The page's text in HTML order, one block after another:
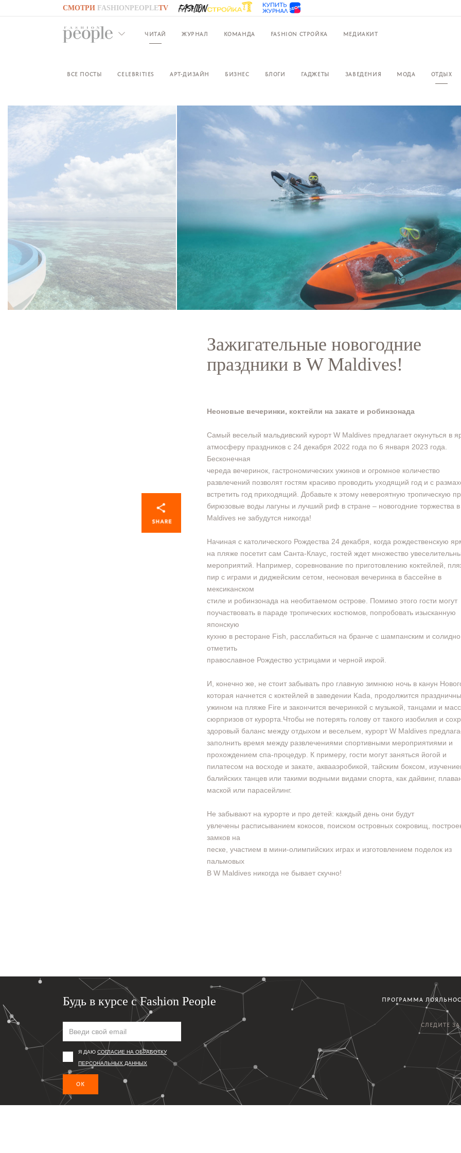
СМОТРИ FASHIONPEOPLETV
GO TO FASHIONPEOPLE
ЧИТАЙ ЖУРНАЛ КОМАНДА FASHION СТРОЙКА МЕДИАКИТ
ВСЕ ПОСТЫ CELEBRITIES АРТ-ДИЗАЙН БИЗНЕС БЛОГИ ГАДЖЕТЫ ЗАВЕДЕНИЯ МОДА ОТДЫХ
Зажигательные новогодние
праздники в W Maldives!
Неоновые вечеринки, коктейли на закате и робинзонада
Самый веселый мальдивский курорт W Maldives предлагает окунуться в
атмосферу праздников с 24 декабря 2022 года по 6 января 2023 года.
Бесконечная
череда вечеринок, гастрономических ужинов и огромное количество
развлечений позволят гостям красиво проводить уходящий год и с
встретить год приходящий. Добавьте к этому невероятную тропическую
бирюзовые воды лагуны и лучший риф в стране – новогодние торжества
Maldives не забудутся никогда!
Начиная с католического Рождества 24 декабря, когда рождественскую
на пляже посетит сам Санта-Клаус, гостей ждет множество
мероприятий. Например, соревнование по приготовлению коктейлей,
пир с играми и диджейским сетом, неоновая вечеринка в бассейне в
мексиканском
стиле и робинзонада на необитаемом острове. Помимо этого гости могут
поучаствовать в параде тропических костюмов, попробовать изысканную
японскую
кухню в ресторане Fish, расслабиться на бранче с шампанским и солидно
отметить
православное Рождество устрицами и черной икрой.
И, конечно же, не стоит забывать про главную зимнюю ночь в канун
которая начнется с коктейлей в заведении Kada, продолжится
ужином на пляже Fire и закончится вечеринкой с музыкой, танцами и
сюрпризов от курорта.Чтобы не потерять голову от такого изобилия и
здоровый баланс между отдыхом и весельем, курорт W Maldives
заполнить время между развлечениями спортивными мероприятиями и
прохождением спа-процедур. К примеру, гости могут заняться йогой и
пилатесом на восходе и закате, аквааэробикой, тайским боксом,
балийских танцев или такими водными видами спорта, как дайвинг,
маской или парасейлинг.
Не забывают на курорте и про детей: каждый день они будут
увлечены расписыванием кокосов, поиском островных сокровищ,
замков на
песке, участием в мини-олимпийских играх и изготовлением поделок из
пальмовых
В W Maldives никогда не бывает скучно!
Будь в курсе с Fashion People
Я ДАЮ СОГЛАСИЕ НА ОБРАБОТКУ
ПЕРСОНАЛЬНЫХ ДАННЫХ
ОК
ПРОГРАММА
СЛЕДИТЕ